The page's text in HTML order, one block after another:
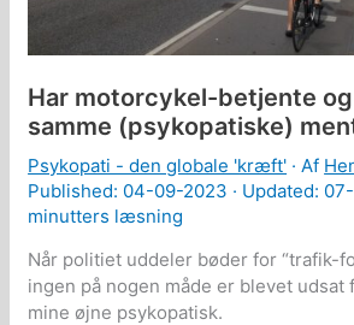
Har motorcykel-betjente
samme (psykopatiske)
Psykopati - den globale 'kræft' · Af
Published: 04-09-2023 · Updated:
minutters læsning
Når politiet uddeler bøder for “trafik-
ingen på nogen måde er blevet udsat
mine øjne psykopatisk.